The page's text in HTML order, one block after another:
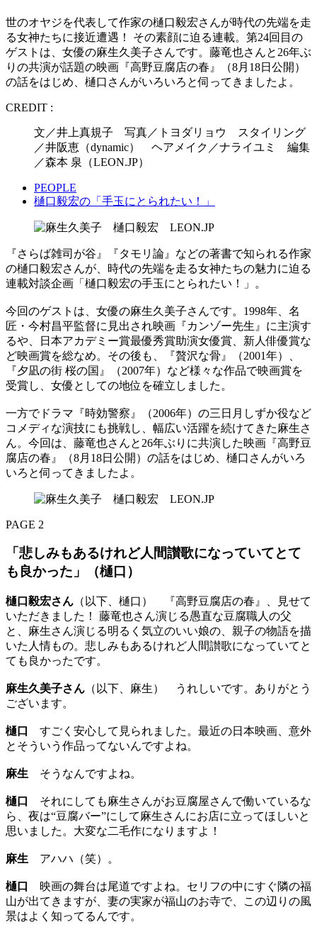
世のオヤジを代表して作家の樋口毅宏さんが時代の先端を走
る女神たちに接近遭遇！ その素顔に迫る連載。第24回目の
ゲストは、女優の麻生久美子さんです。藤竜也さんと26年ぶ
りの共演が話題の映画『高野豆腐店の春』（8月18日公開）
の話をはじめ、樋口さんがいろいろと伺ってきましたよ。
CREDIT :
文／井上真規子 写真／トヨダリョウ スタイリング
／井阪恵（dynamic） ヘアメイク／ナライユミ 編集
／森本 泉（LEON.JP）
PEOPLE
樋口毅宏の「手玉にとられたい！」
『さらば雑司が谷』『タモリ論』などの著書で知られる作家
の樋口毅宏さんが、時代の先端を走る女神たちの魅力に迫る
連載対談企画「樋口毅宏の手玉にとられたい！」。
今回のゲストは、女優の麻生久美子さんです。1998年、名
匠・今村昌平監督に見出され映画『カンゾー先生』に主演す
るや、日本アカデミー賞最優秀賞助演女優賞、新人俳優賞な
ど映画賞を総なめ。その後も、『贅沢な骨』（2001年）、
『夕凪の街 桜の国』（2007年）など様々な作品で映画賞を
受賞し、女優としての地位を確立しました。
一方でドラマ『時効警察』（2006年）の三日月しずか役など
コメディな演技にも挑戦し、幅広い活躍を続けてきた麻生さ
ん。今回は、藤竜也さんと26年ぶりに共演した映画『高野豆
腐店の春』（8月18日公開）の話をはじめ、樋口さんがいろ
いろと伺ってきましたよ。
PAGE 2
「悲しみもあるけれど人間讃歌になっていてとて
も良かった」（樋口）
樋口毅宏さん （以下、樋口） 『高野豆腐店の春』、見せて
いただきました！ 藤竜也さん演じる愚直な豆腐職人の父
と、麻生さん演じる明るく気立のいい娘の、親子の物語を描
いた人情もの。悲しみもあるけれど人間讃歌になっていてと
ても良かったです。
麻生久美子さん （以下、麻生） うれしいです。ありがとう
ございます。
樋口
すごく安心して見られました。最近の日本映画、意外
とそういう作品ってないんですよね。
麻生 そうなんですよね。
樋口
それにしても麻生さんがお豆腐屋さんで働いているな
ら、夜は“豆腐バー”にして麻生さんにお店に立ってほしいと
思いました。大変な二毛作になりますよ！
麻生 アハハ（笑）。
樋口
映画の舞台は尾道ですよね。セリフの中にすぐ隣の福
山が出てきますが、妻の実家が福山のお寺で、この辺りの風
景はよく知ってるんです。